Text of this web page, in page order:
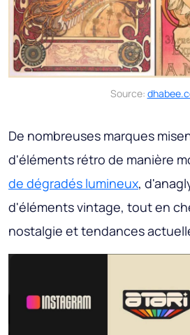
Source:
De nombreuses marques
d'éléments rétro de manière
de dégradés lumineux,
d'éléments vintage, tout en
nostalgie et tendances